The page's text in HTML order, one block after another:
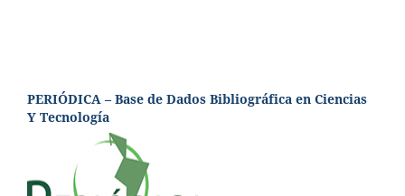
PERIÓDICA – Base de Dados Bibliográfica en Ciencias
Y Tecnología